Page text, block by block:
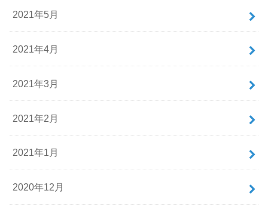
2021年5月
2021年4月
2021年3月
2021年2月
2021年1月
2020年12月